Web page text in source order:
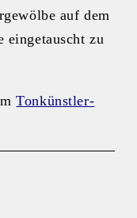
auf dem
eingetauscht zu
Tonkünstler-